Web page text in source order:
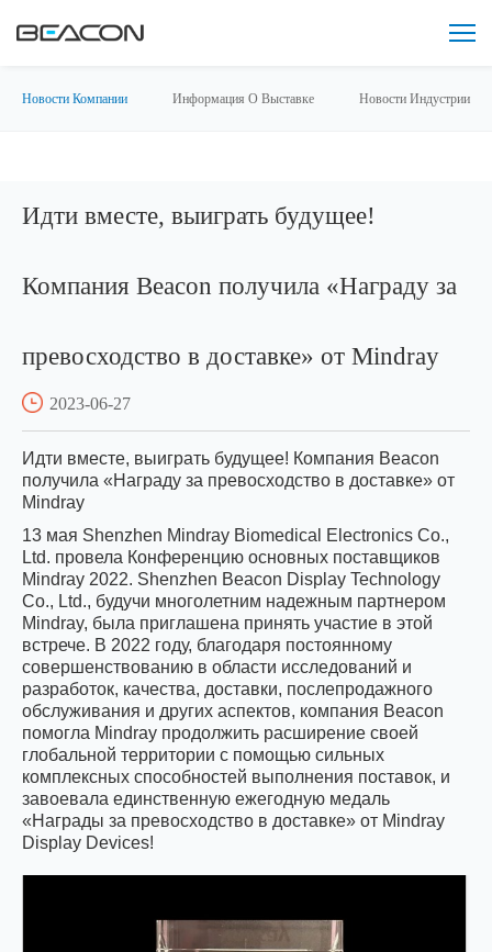
Новости Компании Информация О Выставке Новости Индустрии
Идти вместе, выиграть будущее!
Компания Beacon получила «Награду за
превосходство в доставке» от Mindray
2023-06-27
Идти вместе, выиграть будущее! Компания Beacon
получила «Награду за превосходство в доставке» от
Mindray
13 мая Shenzhen Mindray Biomedical Electronics Co.,
Ltd. провела Конференцию основных поставщиков
Mindray 2022. Shenzhen Beacon Display Technology
Co., Ltd., будучи многолетним надежным партнером
Mindray, была приглашена принять участие в этой
встрече. В 2022 году, благодаря постоянному
совершенствованию в области исследований и
разработок, качества, доставки, послепродажного
обслуживания и других аспектов, компания Beacon
помогла Mindray продолжить расширение своей
глобальной территории с помощью сильных
комплексных способностей выполнения поставок, и
завоевала единственную ежегодную медаль
«Награды за превосходство в доставке» от Mindray
Display Devices!